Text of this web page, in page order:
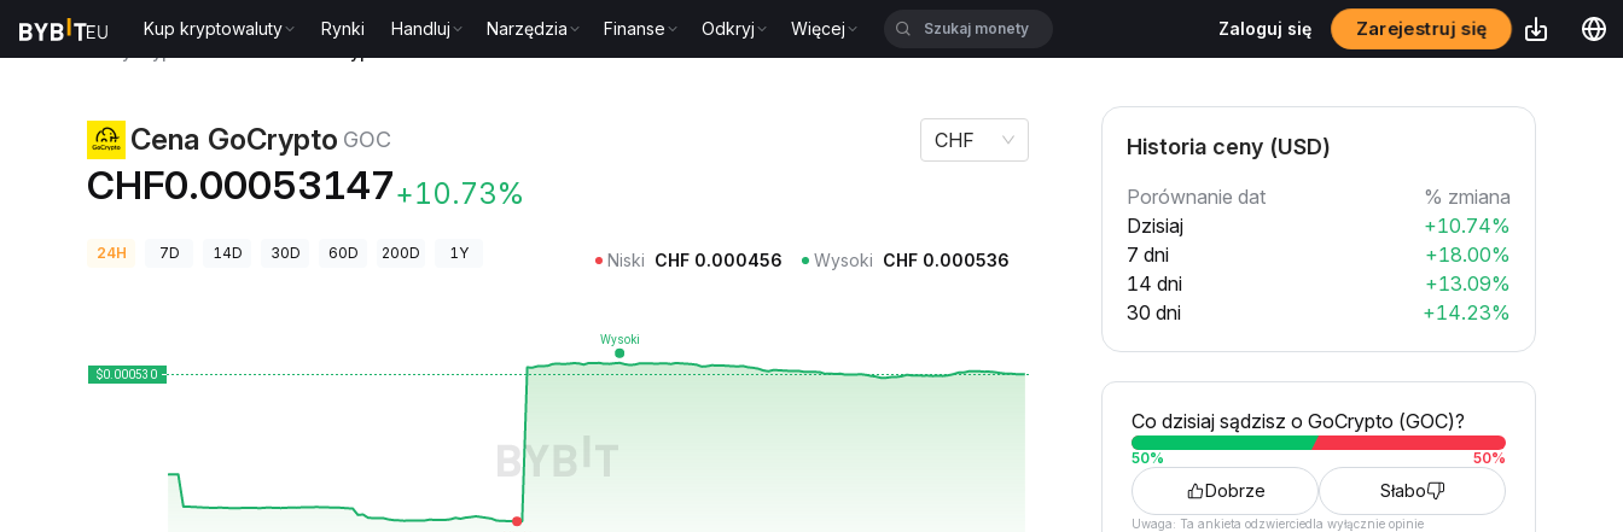
Kup kryptowaluty Rynki Handluj Narzędzia Finanse Odkryj Więcej Zaloguj się Zarejestruj się
Cena GoCrypto GOC
CHF0.00053147+10.73%
CHF
24H 7D 14D 30D 60D 200D 1Y Niski CHF 0.000456 Wysoki CHF 0.000536
Historia ceny (USD)
Porównanie dat
% zmiana
Dzisiaj
+10.74%
7 dni
+18.00%
14 dni
+13.09%
30 dni
+14.23%
Co dzisiaj sądzisz o GoCrypto (GOC)?
50% 50%
Dobrze Słabo
Uwaga: Ta ankieta odzwierciedla wyłącznie opinie